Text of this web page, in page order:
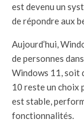
est devenu un
de répondre aux
Aujourd’hui,
de personnes
Windows 11, soit
10 reste un choix
est stable,
fonctionnalités.